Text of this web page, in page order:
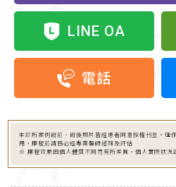
LINE OA
電話
本診所案例術前、術後照片皆經患者同意授權刊登，僅
用，療程前請務必經專業醫師諮詢及評估
※ 療程效果因個人體質不同而有所差異，個人實際狀況